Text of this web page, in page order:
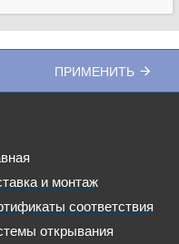
ПРИМЕНИТЬ
и монтаж
соответствия
открывания